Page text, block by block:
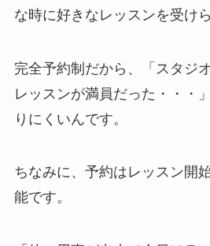
な時に好きなレッスンを受け
完全予約制だから、
「スタジ
レッスンが満員だった・・・」
りにくいんです。
ちなみに、予約はレッスン開
能です。